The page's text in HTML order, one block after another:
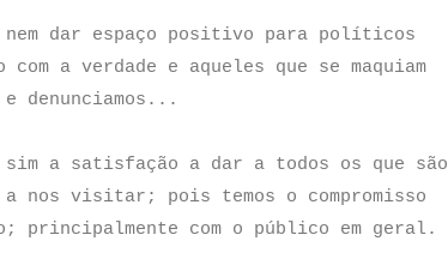
dar espaço positivo para políticos
com a verdade e aqueles que se maquiam
denunciamos...
a satisfação a dar a todos os que são
nos visitar; pois temos o compromisso
principalmente com o público em geral.